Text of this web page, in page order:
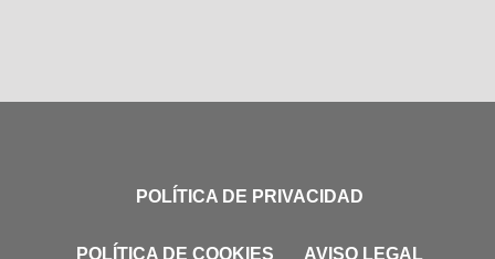
POLÍTICA DE PRIVACIDAD
POLÍTICA DE COOKIES AVISO LEGAL